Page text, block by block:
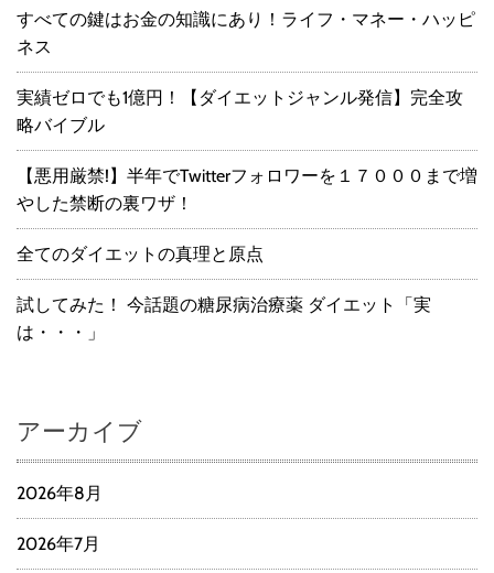
すべての鍵はお金の知識にあり！ライフ・マネー・ハッピ
ネス
実績ゼロでも1億円！【ダイエットジャンル発信】完全攻
略バイブル
【悪用厳禁!】半年でTwitterフォロワーを１７０００まで増
やした禁断の裏ワザ！
全てのダイエットの真理と原点
試してみた！ 今話題の糖尿病治療薬 ダイエット「実
は・・・」
アーカイブ
2026年8月
2026年7月